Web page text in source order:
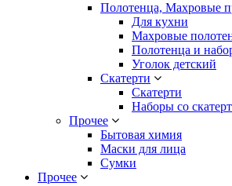
Полотенца, Махровые
Для кухни
Махровые
Полотенца и
Уголок детский
Скатерти
Скатерти
Наборы со
Прочее
Бытовая химия
Маски для лица
Сумки
Прочее